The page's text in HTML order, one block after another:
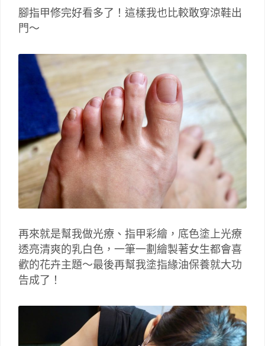
腳指甲修完好看多了！這樣我也比較敢穿涼鞋出
門～
再來就是幫我做光療、指甲彩繪，底色塗上光療
透亮清爽的乳白色，一筆一劃繪製著女生都會喜
歡的花卉主題～最後再幫我塗指緣油保養就大功
告成了！